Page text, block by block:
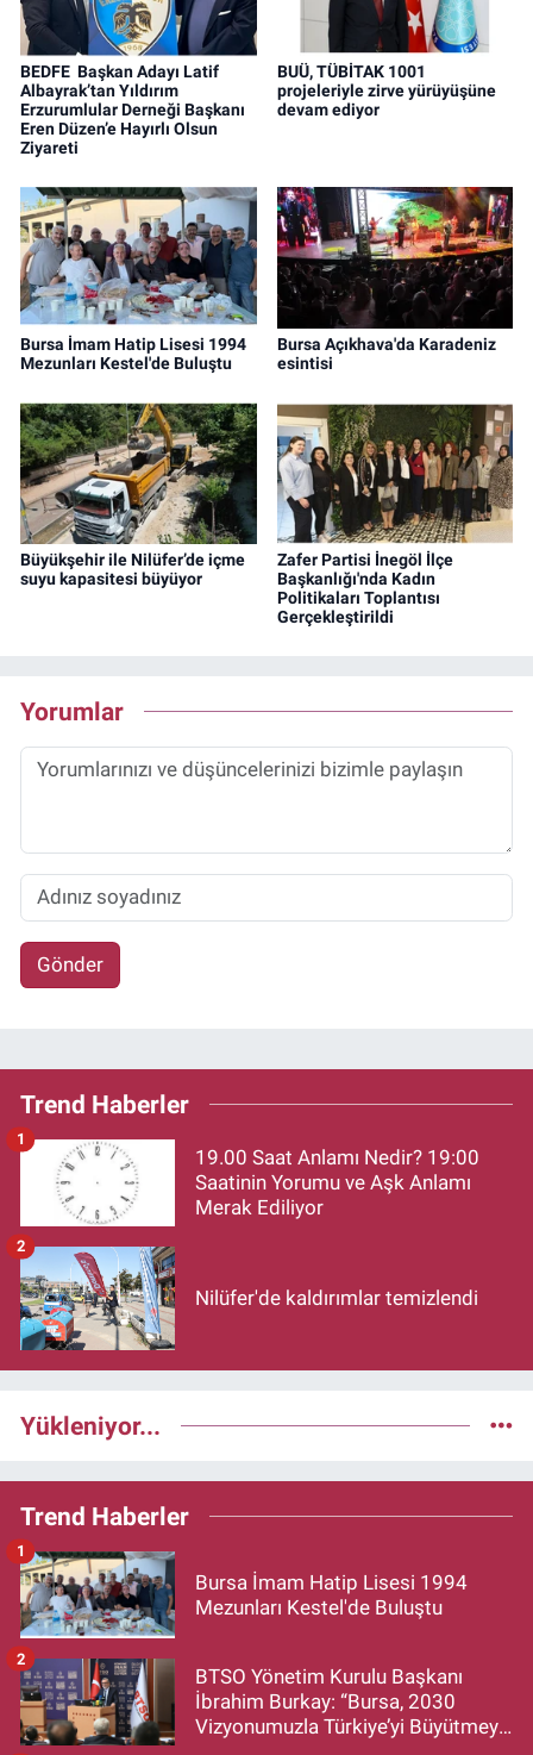
BEDFE Başkan Adayı Latif
Albayrak’tan Yıldırım
Erzurumlular Derneği Başkanı
Eren Düzen’e Hayırlı Olsun
Ziyareti
BUÜ, TÜBİTAK 1001
projeleriyle zirve yürüyüşüne
devam ediyor
Bursa İmam Hatip Lisesi 1994
Mezunları Kestel'de Buluştu
Bursa Açıkhava'da Karadeniz
esintisi
Büyükşehir ile Nilüfer’de içme
suyu kapasitesi büyüyor
Zafer Partisi İnegöl İlçe
Başkanlığı'nda Kadın
Politikaları Toplantısı
Gerçekleştirildi
Yorumlar
Gönder
Trend Haberler
19.00 Saat Anlamı Nedir? 19:00
Saatinin Yorumu ve Aşk Anlamı
Merak Ediliyor
1
Nilüfer'de kaldırımlar temizlendi
2
Yükleniyor...
Trend Haberler
Bursa İmam Hatip Lisesi 1994
Mezunları Kestel'de Buluştu
1
BTSO Yönetim Kurulu Başkanı
İbrahim Burkay: “Bursa, 2030
Vizyonumuzla Türkiye’yi Büyütmeye
2